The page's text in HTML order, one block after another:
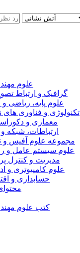
علوم
گرافیک و ارتباط
علوم پایه، ریاضی و
تکنولوژی و فناوری های
معماری و
ارتباطات، شبکه
مجموعه علوم آفیس و
علوم سیستم عامل و
مدیریت و کنترل
علوم کامپیوتری و
حسابداری و
کتب علوم